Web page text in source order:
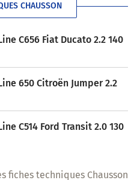
CHAUSSON
C656 Fiat Ducato 2.2 140
650 Citroën Jumper 2.2
C514 Ford Transit 2.0 130
fiches techniques Chausson